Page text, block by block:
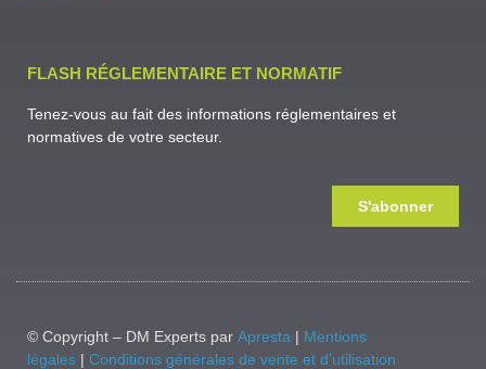
FLASH RÉGLEMENTAIRE ET NORMATIF
Tenez-vous au fait des informations réglementaires et
normatives de votre secteur.
S'abonner
© Copyright – DM Experts par Apresta | Mentions
légales | Conditions générales de vente et d’utilisation